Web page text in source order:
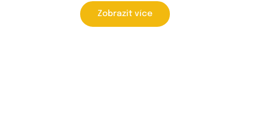
Zobrazit více